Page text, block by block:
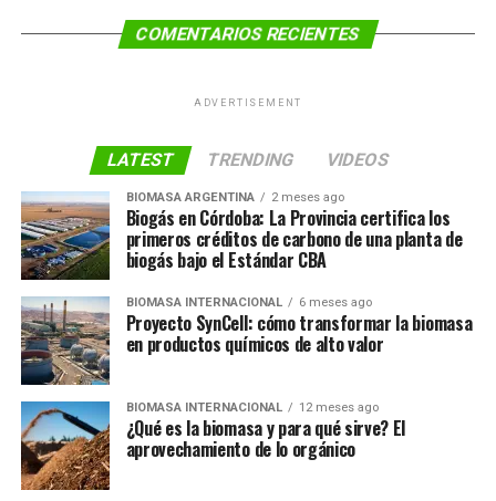
COMENTARIOS RECIENTES
ADVERTISEMENT
LATEST TRENDING VIDEOS
BIOMASA ARGENTINA 2 meses ago
Biogás en Córdoba: La Provincia certifica los
primeros créditos de carbono de una planta de
biogás bajo el Estándar CBA
BIOMASA INTERNACIONAL 6 meses ago
Proyecto SynCell: cómo transformar la biomasa
en productos químicos de alto valor
BIOMASA INTERNACIONAL 12 meses ago
¿Qué es la biomasa y para qué sirve? El
aprovechamiento de lo orgánico